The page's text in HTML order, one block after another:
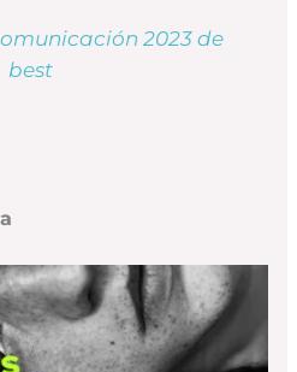
2023 de
best